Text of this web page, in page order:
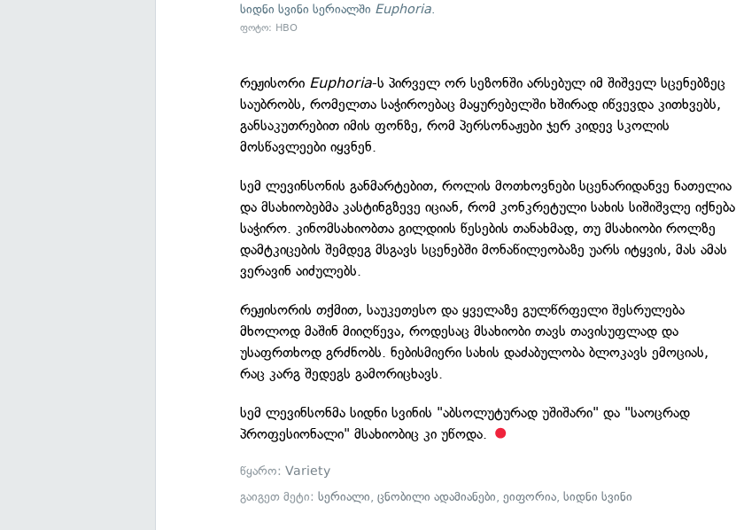
სიდნი სვინი სერიალში Euphoria.
ფოტო: HBO
რეჟისორი Euphoria-ს პირველ ორ სეზონში არსებულ იმ შიშველ სცენებზეც
საუბრობს, რომელთა საჭიროებაც მაყურებელში ხშირად იწვევდა კითხვებს,
განსაკუთრებით იმის ფონზე, რომ პერსონაჟები ჯერ კიდევ სკოლის
მოსწავლეები იყვნენ.
სემ ლევინსონის განმარტებით, როლის მოთხოვნები სცენარიდანვე ნათელია
და მსახიობებმა კასტინგზევე იციან, რომ კონკრეტული სახის სიშიშვლე იქნება
საჭირო. კინომსახიობთა გილდიის წესების თანახმად, თუ მსახიობი როლზე
დამტკიცების შემდეგ მსგავს სცენებში მონაწილეობაზე უარს იტყვის, მას ამას
ვერავინ აიძულებს.
რეჟისორის თქმით, საუკეთესო და ყველაზე გულწრფელი შესრულება
მხოლოდ მაშინ მიიღწევა, როდესაც მსახიობი თავს თავისუფლად და
უსაფრთხოდ გრძნობს. ნებისმიერი სახის დაძაბულობა ბლოკავს ემოციას,
რაც კარგ შედეგს გამორიცხავს.
სემ ლევინსონმა სიდნი სვინის "აბსოლუტურად უშიშარი" და "საოცრად
პროფესიონალი" მსახიობიც კი უწოდა.
წყარო:Variety
გაიგეთ მეტი:სერიალი,ცნობილი ადამიანები,ეიფორია,სიდნი სვინი